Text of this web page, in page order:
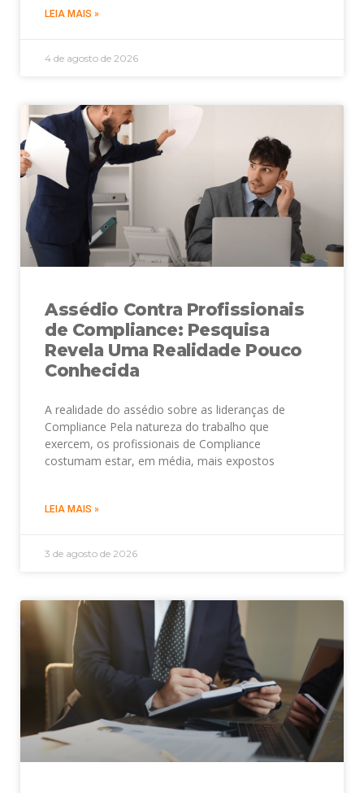
LEIA MAIS »
4 de agosto de 2026
Assédio Contra Profissionais
de Compliance: Pesquisa
Revela Uma Realidade Pouco
Conhecida
A realidade do assédio sobre as lideranças de
Compliance Pela natureza do trabalho que
exercem, os profissionais de Compliance
costumam estar, em média, mais expostos
LEIA MAIS »
3 de agosto de 2026